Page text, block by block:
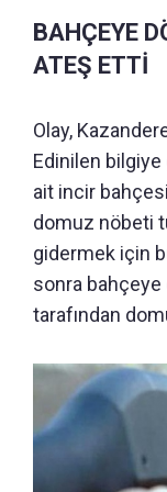
BAHÇEYE
ATEŞ ETTİ
Olay,
Edinilen bilgiye
ait incir
domuz nöbeti
gidermek için
sonra bahçeye
tarafından